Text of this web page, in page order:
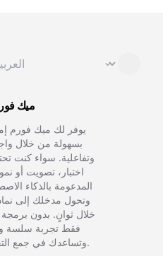
⌄
ميك
يوفر لك ميك فورم
بسهولة من خلال
وتفاعلية. سواء كنت
اختبار، تصويت أو
المدعومة بالذكاء
وتحول مدخلك إلى
خلال ثوانٍ. بدون
فقط تجربة سلسة
وتساعدك في جمع التحليلات بشكل أسرع.